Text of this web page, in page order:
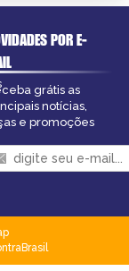
POR E-
grátis as
notícias,
e promoções